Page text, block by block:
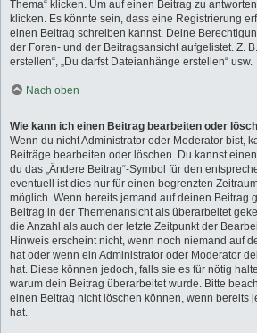
Thema“ klicken. Um auf einen Beitrag zu
klicken. Es könnte sein, dass eine Registrierung
einen Beitrag schreiben kannst. Deine
der Foren- und der Beitragsansicht aufgelistet. Z.
erstellen“, „Du darfst Dateianhänge erstellen“ usw.
Nach oben
Wie kann ich einen Beitrag bearbeiten oder
Wenn du nicht Administrator oder Moderator bist,
Beiträge bearbeiten oder löschen. Du kannst
du das „Ändere Beitrag“-Symbol für den
eventuell ist dies nur für einen begrenzten
möglich. Wenn bereits jemand auf deinen Beitrag
Beitrag in der Themenansicht als überarbeitet
die Anzahl als auch der letzte Zeitpunkt der
Hinweis erscheint nicht, wenn noch niemand auf
hat oder wenn ein Administrator oder Moderator
hat. Diese können jedoch, falls sie es für nötig
warum dein Beitrag überarbeitet wurde. Bitte
einen Beitrag nicht löschen können, wenn bereits
hat.